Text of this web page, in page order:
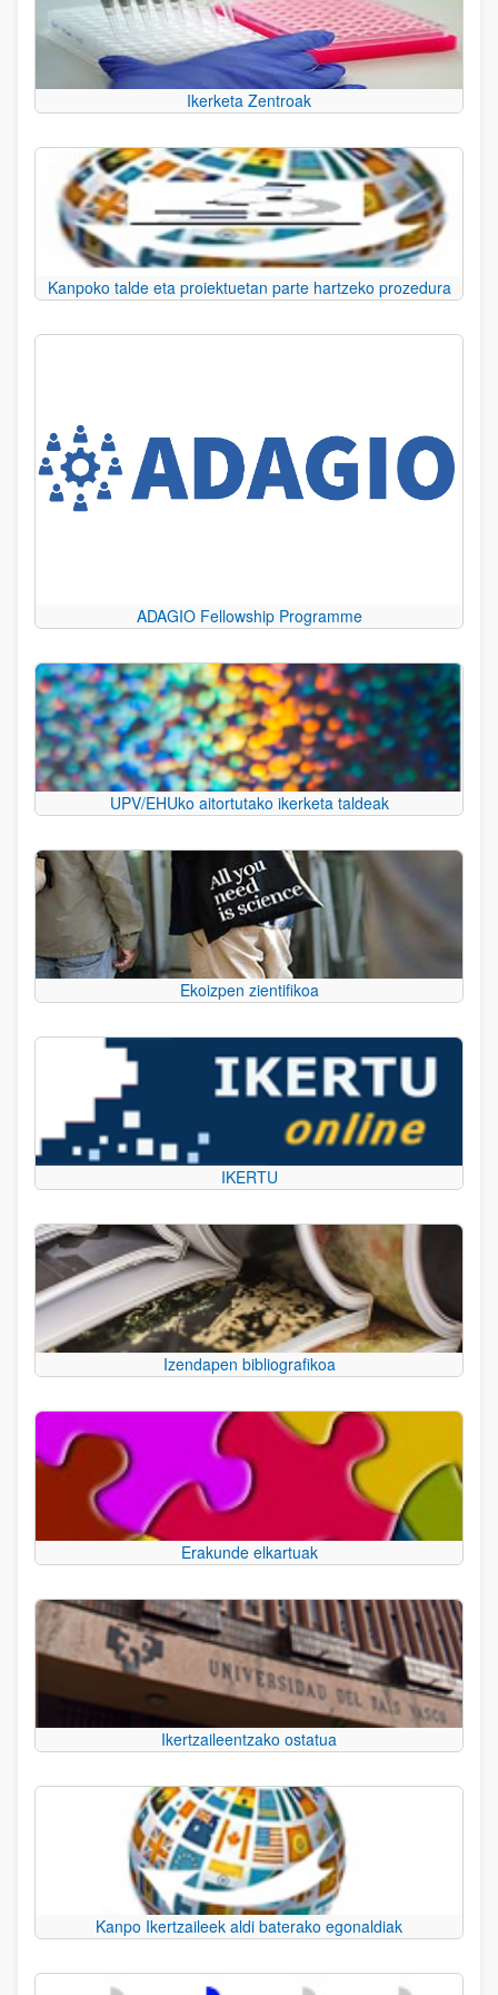
Ikerketa Zentroak
Kanpoko talde eta proiektuetan parte hartzeko prozedura
ADAGIO Fellowship Programme
UPV/EHUko aitortutako ikerketa taldeak
Ekoizpen zientifikoa
IKERTU
Izendapen bibliografikoa
Erakunde elkartuak
Ikertzaileentzako ostatua
Kanpo Ikertzaileek aldi baterako egonaldiak